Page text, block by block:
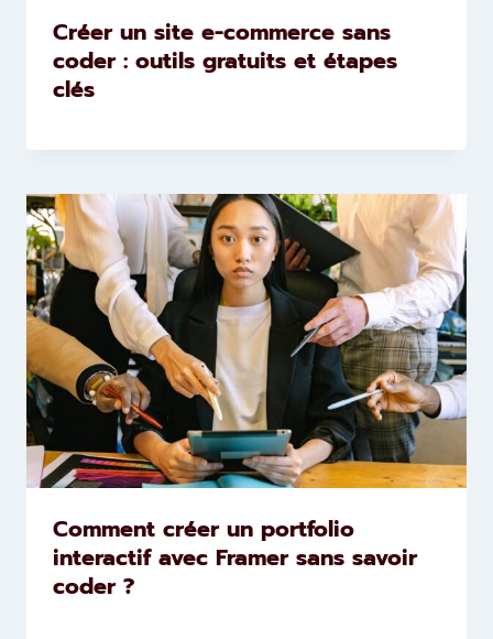
Créer un site e-commerce sans
coder : outils gratuits et étapes
clés
Comment créer un portfolio
interactif avec Framer sans savoir
coder ?